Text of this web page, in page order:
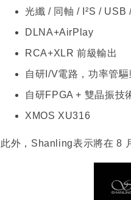
光纖 / 同軸 / I²S / USB
DLNA+AirPlay
RCA+XLR 前級輸出
自研I/V電路，功率管驅
自研FPGA + 雙晶振技
XMOS XU316
此外，Shanling表示將在 8